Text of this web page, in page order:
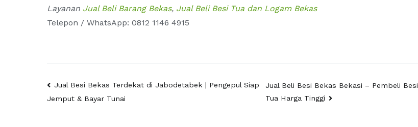
Layanan Jual Beli Barang Bekas, Jual Beli Besi Tua dan Logam Bekas
Telepon / WhatsApp: 0812 1146 4915
Post
Jual Besi Bekas Terdekat di Jabodetabek | Pengepul Siap
Jemput & Bayar Tunai
Jual Beli Besi Bekas Bekasi – Pembeli Besi
Tua Harga Tinggi